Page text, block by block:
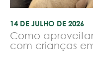
14 DE JULHO DE 2026
Como
com crianças